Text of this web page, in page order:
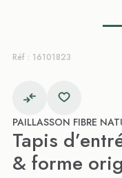
Réf : 16101823
PAILLASSON FIBRE
Tapis
& forme